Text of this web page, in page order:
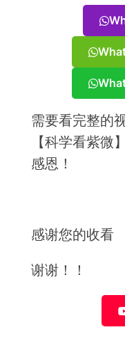
需要看完整的
【科学看紫微】
感恩！
感谢您的收看
谢谢！！